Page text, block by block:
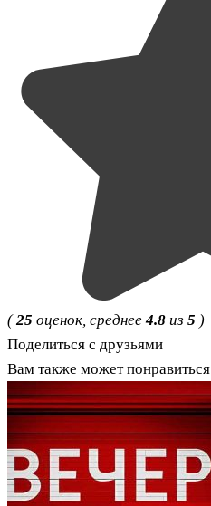
(25 оценок, среднее4.8 из 5 )
Поделиться с друзьями
Вам также может понравиться